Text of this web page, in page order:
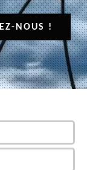
NOUS !